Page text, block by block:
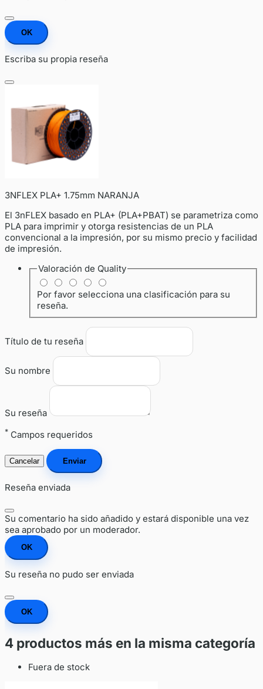
OK
Escriba su propia reseña
3NFLEX PLA+ 1.75mm NARANJA
El 3nFLEX basado en PLA+ (PLA+PBAT) se parametriza como
PLA para imprimir y otorga resistencias de un PLA
convencional a la impresión, por su mismo precio y facilidad
de impresión.
Valoración de Quality
Por favor selecciona una clasificación para su
reseña.
Título de tu reseña
Su nombre
Su reseña
* Campos requeridos
Cancelar Enviar
Reseña enviada
Su comentario ha sido añadido y estará disponible una vez
sea aprobado por un moderador.
OK
Su reseña no pudo ser enviada
OK
4 productos más en la misma categoría
Fuera de stock